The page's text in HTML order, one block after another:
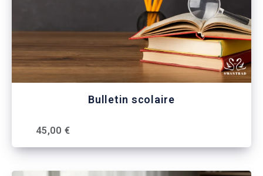
Bulletin scolaire
45,00 €